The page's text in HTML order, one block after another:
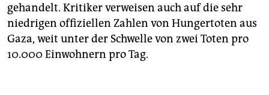
gehandelt. Kritiker verweisen auch auf die sehr
niedrigen offiziellen Zahlen von Hungertoten aus
Gaza, weit unter der Schwelle von zwei Toten pro
10.000 Einwohnern pro Tag.